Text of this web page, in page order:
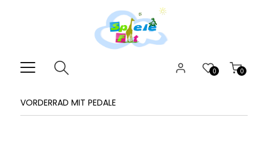
0
0
VORDERRAD MIT PEDALE